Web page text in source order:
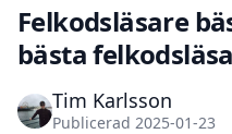
Felkodsläsare
bästa
Tim Karlsson
Publicerad 2025-01-23